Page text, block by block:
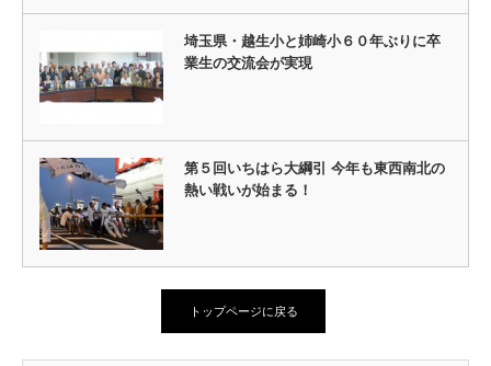
埼玉県・越生小と姉崎小６０年ぶりに卒
業生の交流会が実現
第５回いちはら大綱引 今年も東西南北の
熱い戦いが始まる！
トップページに戻る